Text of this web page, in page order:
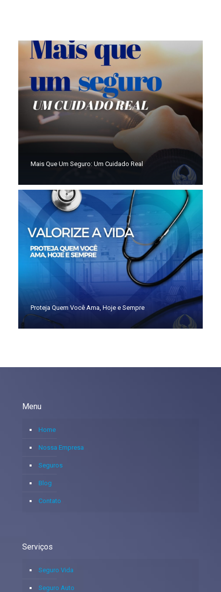
Mais Que Um Seguro: Um Cuidado Real
Proteja Quem Você Ama, Hoje e Sempre
Menu
Home
Nossa Empresa
Seguros
Blog
Contato
Serviços
Seguro Vida
Seguro Auto